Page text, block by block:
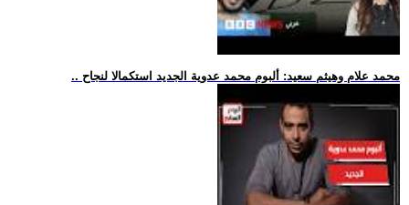
.. محمد علام وهيثم سعيد: ألبوم محمد عدوية الجديد استكمالا لنجاح